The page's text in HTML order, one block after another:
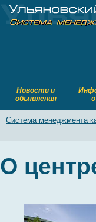
Новости и
объявления
Система менеджмента
О